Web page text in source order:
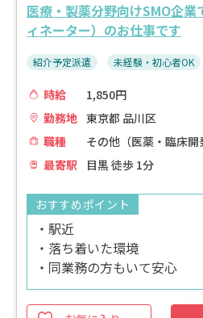
医療・製薬分野向けSMO企業
ィネーター）のお仕事です
紹介予定派遣 未経験・初心者OK
時給
1,850円
勤務地 東京都 品川区
職種
その他（医薬・臨床開
最寄駅
目黒 徒歩 1分
おすすめポイント
・駅近
・落ち着いた環境
・同業務の方もいて安心